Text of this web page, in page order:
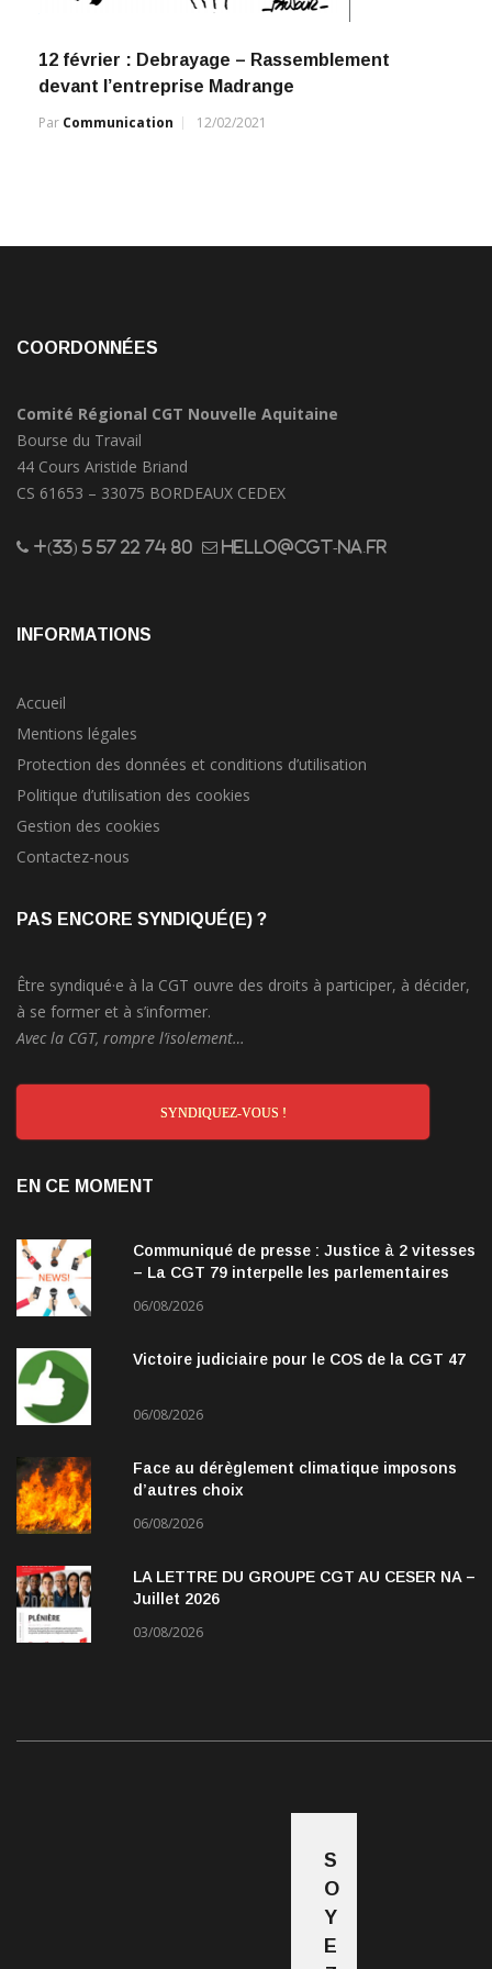
12 février : Debrayage – Rassemblement
devant l’entreprise Madrange
Par Communication 12/02/2021
COORDONNÉES
Comité Régional CGT Nouvelle Aquitaine
Bourse du Travail
44 Cours Aristide Briand
CS 61653 – 33075 BORDEAUX CEDEX
+(33) 5 57 22 74 80 hello@cgt-na.fr
INFORMATIONS
Accueil
Mentions légales
Protection des données et conditions d’utilisation
Politique d’utilisation des cookies
Gestion des cookies
Contactez-nous
PAS ENCORE SYNDIQUÉ(E) ?
Être syndiqué·e à la CGT ouvre des droits à participer, à décider,
à se former et à s’informer.
Avec la CGT, rompre l’isolement…
SYNDIQUEZ-VOUS !
EN CE MOMENT
Communiqué de presse : Justice à 2 vitesses
– La CGT 79 interpelle les parlementaires
06/08/2026
Victoire judiciaire pour le COS de la CGT 47
06/08/2026
Face au dérèglement climatique imposons
d’autres choix
06/08/2026
LA LETTRE DU GROUPE CGT AU CESER NA –
Juillet 2026
03/08/2026
S
O
Y
E